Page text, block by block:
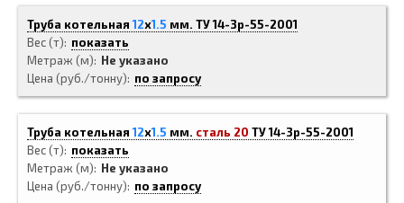
Труба котельная12x1.5 мм. ТУ 14-3р-55-2001
Вес (т)
показать
Метраж (м)
Не указано
Цена (руб./тонну)
по запросу
Труба котельная12x1.5 мм. сталь 20 ТУ 14-3р-55-2001
Вес (т)
показать
Метраж (м)
Не указано
Цена (руб./тонну)
по запросу